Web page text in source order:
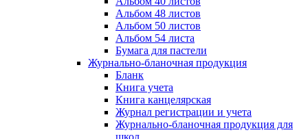
Альбом 48 листов
Альбом 50 листов
Альбом 54 листа
Бумага для пастели
Журнально-бланочная продукция
Бланк
Книга учета
Книга канцелярская
Журнал регистрации и учета
Журнально-бланочная продукция для
школ